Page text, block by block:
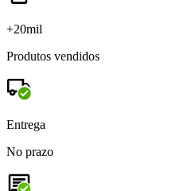
+20mil
Produtos vendidos
Entrega
No prazo